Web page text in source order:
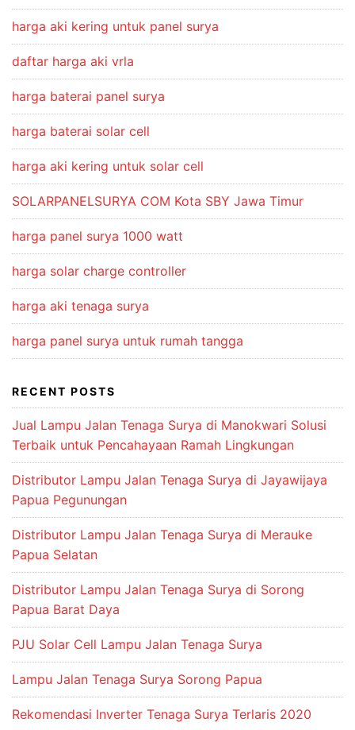
harga aki kering untuk panel surya
daftar harga aki vrla
harga baterai panel surya
harga baterai solar cell
harga aki kering untuk solar cell
SOLARPANELSURYA COM Kota SBY Jawa Timur
harga panel surya 1000 watt
harga solar charge controller
harga aki tenaga surya
harga panel surya untuk rumah tangga
RECENT POSTS
Jual Lampu Jalan Tenaga Surya di Manokwari Solusi
Terbaik untuk Pencahayaan Ramah Lingkungan
Distributor Lampu Jalan Tenaga Surya di Jayawijaya
Papua Pegunungan
Distributor Lampu Jalan Tenaga Surya di Merauke
Papua Selatan
Distributor Lampu Jalan Tenaga Surya di Sorong
Papua Barat Daya
PJU Solar Cell Lampu Jalan Tenaga Surya
Lampu Jalan Tenaga Surya Sorong Papua
Rekomendasi Inverter Tenaga Surya Terlaris 2020